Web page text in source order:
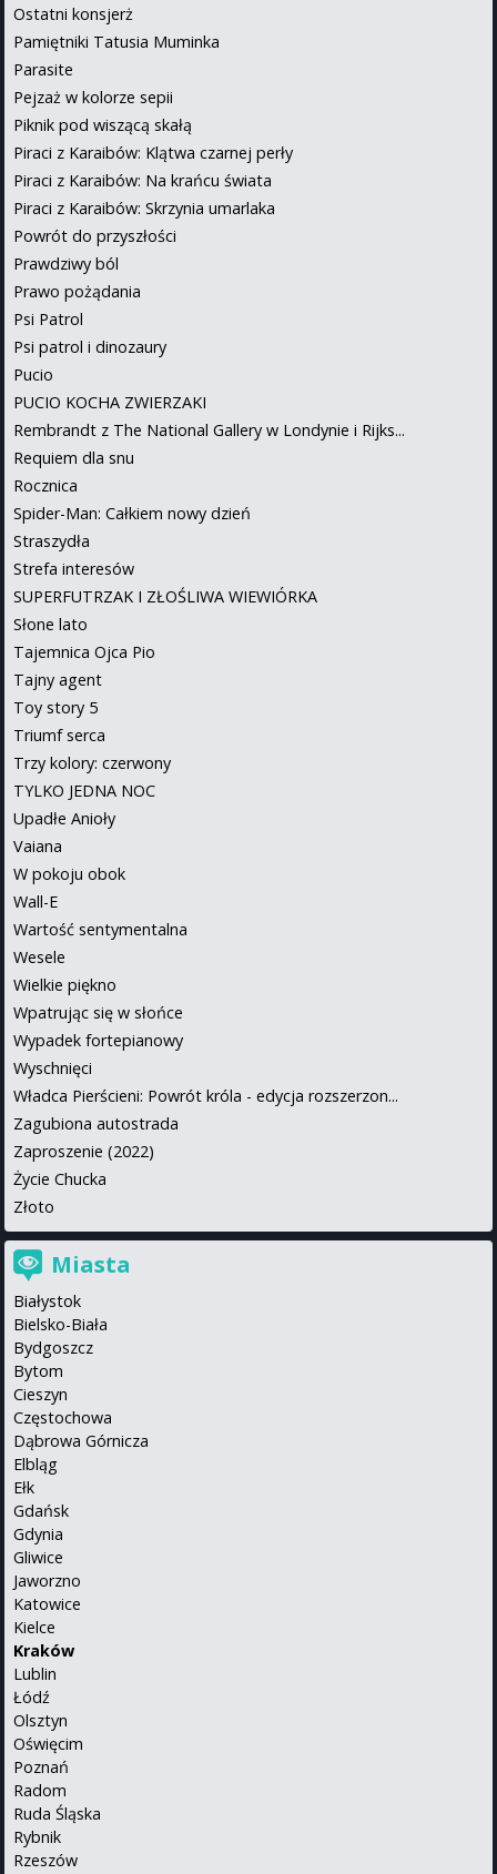
Ostatni konsjerż
Pamiętniki Tatusia Muminka
Parasite
Pejzaż w kolorze sepii
Piknik pod wiszącą skałą
Piraci z Karaibów: Klątwa czarnej perły
Piraci z Karaibów: Na krańcu świata
Piraci z Karaibów: Skrzynia umarlaka
Powrót do przyszłości
Prawdziwy ból
Prawo pożądania
Psi Patrol
Psi patrol i dinozaury
Pucio
PUCIO KOCHA ZWIERZAKI
Rembrandt z The National Gallery w Londynie i Rijks...
Requiem dla snu
Rocznica
Spider-Man: Całkiem nowy dzień
Straszydła
Strefa interesów
SUPERFUTRZAK I ZŁOŚLIWA WIEWIÓRKA
Słone lato
Tajemnica Ojca Pio
Tajny agent
Toy story 5
Triumf serca
Trzy kolory: czerwony
TYLKO JEDNA NOC
Upadłe Anioły
Vaiana
W pokoju obok
Wall-E
Wartość sentymentalna
Wesele
Wielkie piękno
Wpatrując się w słońce
Wypadek fortepianowy
Wyschnięci
Władca Pierścieni: Powrót króla - edycja rozszerzon...
Zagubiona autostrada
Zaproszenie (2022)
Życie Chucka
Złoto
Miasta
Białystok
Bielsko-Biała
Bydgoszcz
Bytom
Cieszyn
Częstochowa
Dąbrowa Górnicza
Elbląg
Ełk
Gdańsk
Gdynia
Gliwice
Jaworzno
Katowice
Kielce
Kraków
Lublin
Łódź
Olsztyn
Oświęcim
Poznań
Radom
Ruda Śląska
Rybnik
Rzeszów